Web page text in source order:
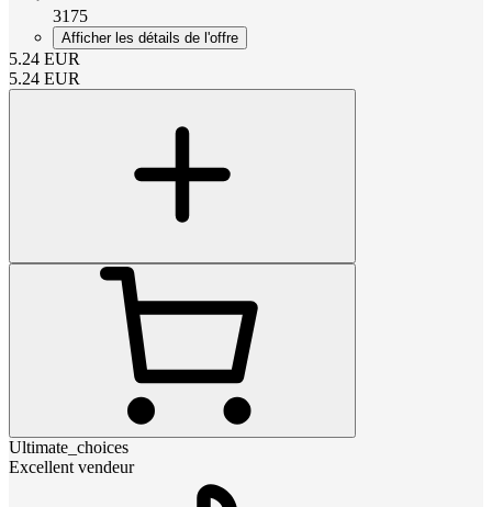
3175
Afficher les détails de l'offre
5.24 EUR
5.24 EUR
Ultimate_choices
Excellent vendeur